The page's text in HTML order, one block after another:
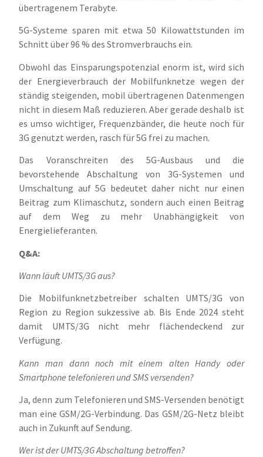
übertragenem Terabyte.
5G-Systeme sparen mit etwa 50 Kilowattstunden im
Schnitt über 96 % des Stromverbrauchs ein.
Obwohl das Einsparungspotenzial enorm ist, wird sich
der Energieverbrauch der Mobilfunknetze wegen der
ständig steigenden, mobil übertragenen Datenmengen
nicht in diesem Maß reduzieren. Aber gerade deshalb ist
es umso wichtiger, Frequenzbänder, die heute noch für
3G genutzt werden, rasch für 5G frei zu machen.
Das Voranschreiten des 5G-Ausbaus und die
bevorstehende Abschaltung von 3G-Systemen und
Umschaltung auf 5G bedeutet daher nicht nur einen
Beitrag zum Klimaschutz, sondern auch einen Beitrag
auf dem Weg zu mehr Unabhängigkeit von
Energielieferanten.
Q&A:
Wann läuft UMTS/3G aus?
Die Mobilfunknetzbetreiber schalten UMTS/3G von
Region zu Region sukzessive ab. Bis Ende 2024 steht
damit UMTS/3G nicht mehr flächendeckend zur
Verfügung.
Kann man dann noch mit einem alten Handy oder
Smartphone telefonieren und SMS versenden?
Ja, denn zum Telefonieren und SMS-Versenden benötigt
man eine GSM/2G-Verbindung. Das GSM/2G-Netz bleibt
auch in Zukunft auf Sendung.
Wer ist der UMTS/3G Abschaltung betroffen?